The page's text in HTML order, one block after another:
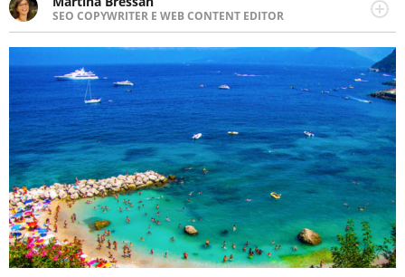
SEO COPYWRITER E WEB CONTENT EDITOR
Appassionata di viaggi, di trail running e di yoga, ama
scoprire nuovi posti e nuove culture. Curiosa,
determinata e intraprendente adora leggere ma
soprattutto scrivere.